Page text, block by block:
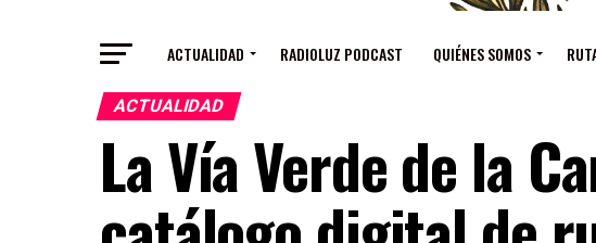
ACTUALIDAD RADIOLUZ PODCAST QUIÉNES SOMOS
ACTUALIDAD
La Vía Verde de la